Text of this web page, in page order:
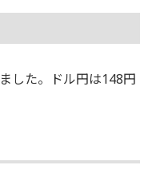
した。ドル円は148円